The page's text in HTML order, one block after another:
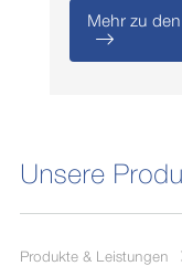
Mehr zu
Unsere
Produkte & Leistungen